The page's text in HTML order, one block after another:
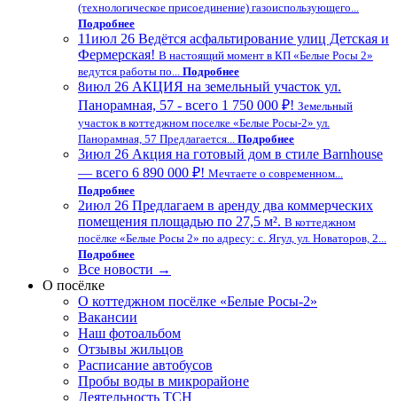
(технологическое присоединение) газоиспользующего...
Подробнее
11июл 26 Ведётся асфальтирование улиц Детская и
Фермерская! В настоящий момент в КП «Белые Росы 2»
ведутся работы по... Подробнее
8июл 26 АКЦИЯ на земельный участок ул.
Панорамная, 57 - всего 1 750 000 ₽! Земельный
участок в коттеджном поселке «Белые Росы-2» ул.
Панорамная, 57 Предлагается... Подробнее
3июл 26 Акция на готовый дом в стиле Barnhouse
— всего 6 890 000 ₽! Мечтаете о современном...
Подробнее
2июл 26 Предлагаем в аренду два коммерческих
помещения площадью по 27,5 м². В коттеджном
посёлке «Белые Росы 2» по адресу: с. Ягул, ул. Новаторов, 2...
Подробнее
Все новости →
О посёлке
О коттеджном посёлке «Белые Росы-2»
Вакансии
Наш фотоальбом
Отзывы жильцов
Расписание автобусов
Пробы воды в микрорайоне
Деятельность ТСН